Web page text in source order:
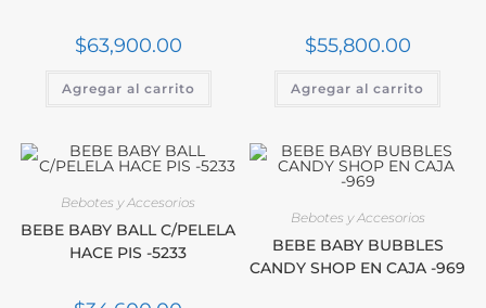
$63,900.00
Agregar al carrito
$55,800.00
Agregar al carrito
Bebotes y Accesorios
BEBE BABY BALL C/PELELA
HACE PIS -5233
Bebotes y Accesorios
BEBE BABY BUBBLES
CANDY SHOP EN CAJA -969